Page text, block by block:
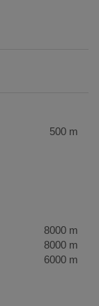
500 m
8000 m
8000 m
6000 m